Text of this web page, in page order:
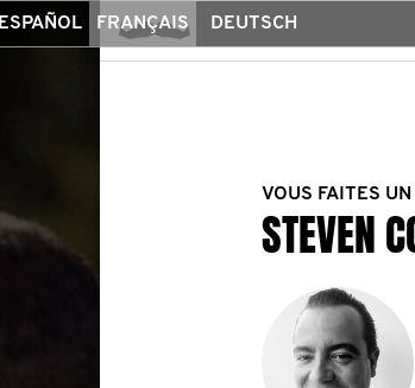
ESPAÑOL FRANÇAIS DEUTSCH
VOUS FAITES
STEVEN